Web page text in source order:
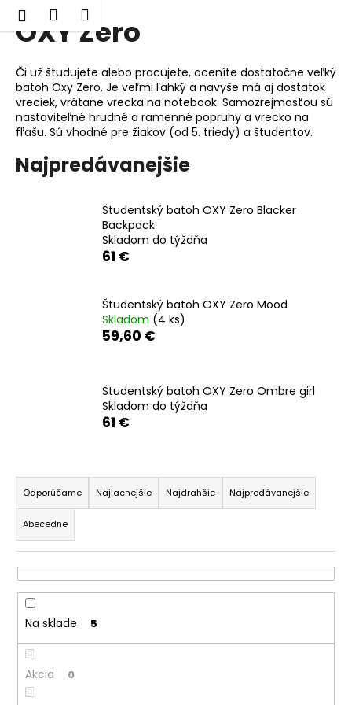
PrejsťPrihlásenie
Nákupný
košík
Menu
OXY Zero
Či už študujete alebo pracujete, oceníte dostatočne veľký
batoh Oxy Zero. Je veľmi ľahký a navyše má aj dostatok
vreciek, vrátane vrecka na notebook. Samozrejmosťou sú
nastaviteľné hrudné a ramenné popruhy a vrecko na
fľašu. Sú vhodné pre žiakov (od 5. triedy) a študentov.
Najpredávanejšie
Študentský batoh OXY Zero Blacker
Backpack
Skladom do týždňa
61 €
Študentský batoh OXY Zero Mood
Skladom (4 ks)
59,60 €
Študentský batoh OXY Zero Ombre girl
Skladom do týždňa
61 €
R
a
d
e
n
i
e
p
r
o
d
Odporúčame Najlacnejšie Najdrahšie Najpredávanejšie
Abecedne
Na sklade 5
Akcia 0
o Späť
Späť
Č
o
p
t
O
d
p
o
ú